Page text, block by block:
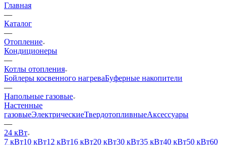
Главная
—
Каталог
—
Отопление
Кондиционеры
—
Котлы отопления
Бойлеры косвенного нагреваБуферные накопители
—
Напольные газовые
Настенные
газовыеЭлектрическиеТвердотопливныеАксессуары
—
24 кВт
7 кВт10 кВт12 кВт16 кВт20 кВт30 кВт35 кВт40 кВт50 кВт60